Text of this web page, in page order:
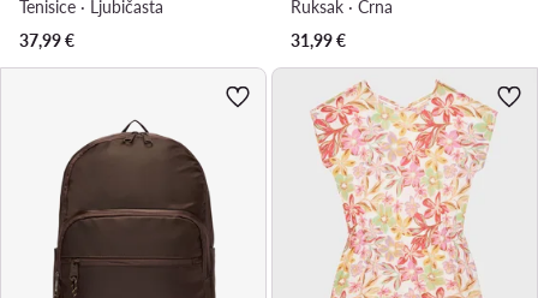
Tenisice · Ljubičasta
37,99€
Ruksak · Crna
31,99€